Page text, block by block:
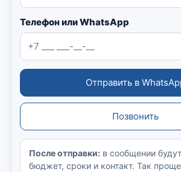
Телефон или WhatsApp
Отправить в
Позвонить
После отправки: в сообщении
бюджет, сроки и контакт. Так